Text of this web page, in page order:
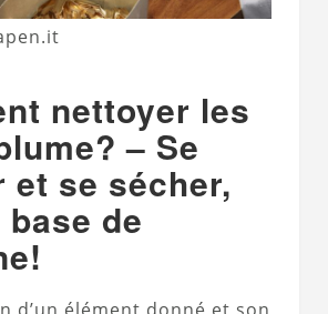
nettoyer les
– Se
et se sécher,
base de